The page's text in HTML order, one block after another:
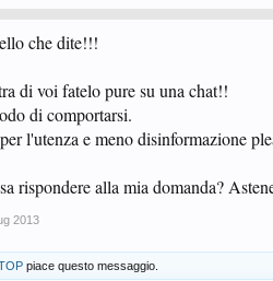
che dite!!!
di voi fatelo pure su una chat!!
di comportarsi.
l'utenza e meno disinformazione
rispondere alla mia domanda?
2013
piace questo messaggio.